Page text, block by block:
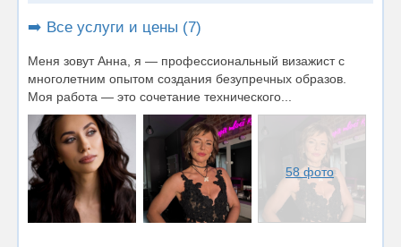
➡️ Все услуги и цены (7)
Меня зовут Анна, я — профессиональный визажист с
многолетним опытом создания безупречных образов.
Моя работа — это сочетание технического...
58 фото